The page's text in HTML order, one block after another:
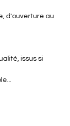
d'ouverture au
issus si